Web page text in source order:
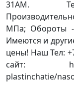
31АМ.
МПа; Обороты -
Имеются и
цены! Наш Тел:
сайт: https://
plastinchatie/